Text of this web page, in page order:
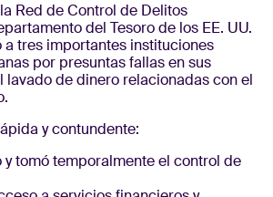
Red de Control de Delitos
del Tesoro de los EE. UU.
a tres importantes instituciones
por presuntas fallas en sus
lavado de dinero relacionadas con el
y contundente:
y tomó temporalmente el control de